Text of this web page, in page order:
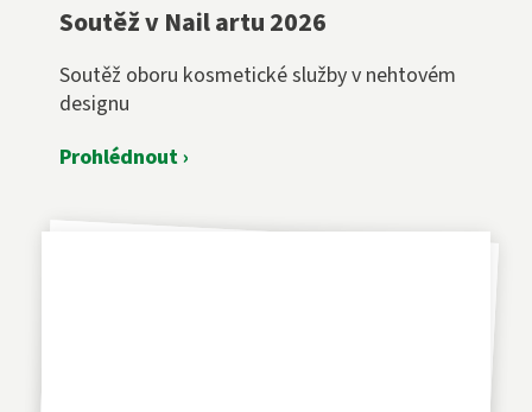
Soutěž v Nail artu 2026
Soutěž oboru kosmetické služby v nehtovém
designu
Prohlédnout ›